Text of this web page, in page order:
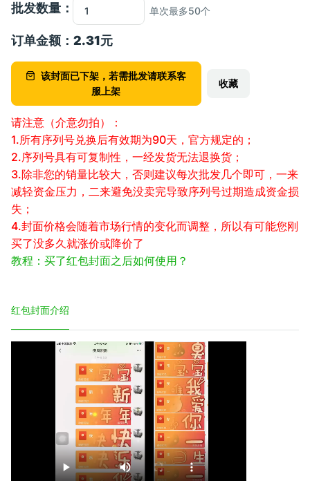
批发数量： 单次最多50个
订单金额： 2.31元
该封面已下架，若需批发请联系客
服上架
收藏
请注意（介意勿拍）：
1.所有序列号兑换后有效期为90天，官方规定的；
2.序列号具有可复制性，一经发货无法退换货；
3.除非您的销量比较大，否则建议每次批发几个即可，一来
减轻资金压力，二来避免没卖完导致序列号过期造成资金损
失；
4.封面价格会随着市场行情的变化而调整，所以有可能您刚
买了没多久就涨价或降价了
教程：买了红包封面之后如何使用？
红包封面介绍